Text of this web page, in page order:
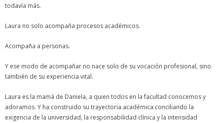
todavía más.
Laura no solo acompaña procesos académicos.
Acompaña a personas.
Y ese modo de acompañar no nace solo de su vocación profesional, sino
también de su experiencia vital.
Laura es la mamá de Daniela, a quien todos en la facultad conocemos y
adoramos. Y ha construido su trayectoria académica conciliando la
exigencia de la universidad, la responsabilidad clínica y la intensidad